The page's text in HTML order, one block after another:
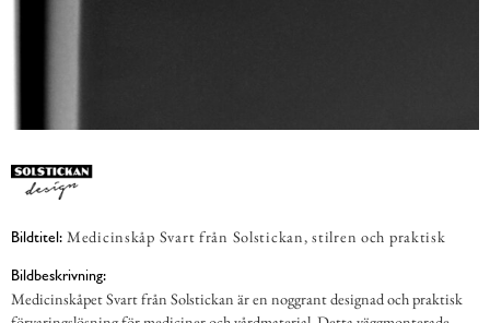
Bildtitel: Medicinskåp Svart från Solstickan, stilren och praktisk
Bildbeskrivning:
Medicinskåpet Svart från Solstickan är en noggrant designad och praktisk